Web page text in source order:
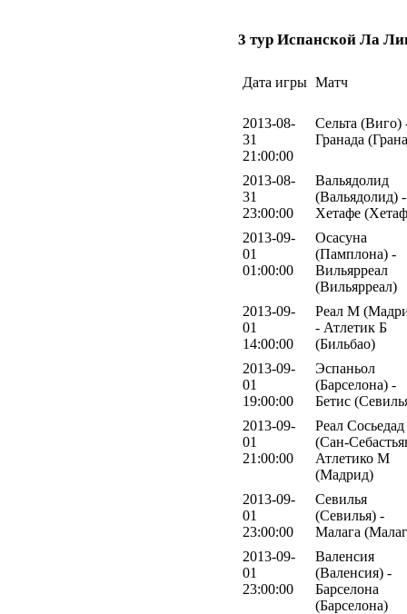
3 тур Испанской Ла
Дата игры Матч
2013-08-
31
21:00:00
Сельта (Виго)
Гранада
2013-08-
31
23:00:00
Вальядолид
(Вальядолид) -
Хетафе
2013-09-
01
01:00:00
Осасуна
(Памплона) -
Вильярреал
(Вильярреал)
2013-09-
01
14:00:00
Реал М
- Атлетик Б
(Бильбао)
2013-09-
01
19:00:00
Эспаньол
(Барселона) -
Бетис
2013-09-
01
21:00:00
Реал Сосьедад
(Сан-
Атлетико М
(Мадрид)
2013-09-
01
23:00:00
Севилья
(Севилья) -
Малага
2013-09-
01
23:00:00
Валенсия
(Валенсия) -
Барселона
(Барселона)